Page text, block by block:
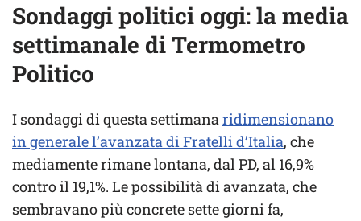
Sondaggi politici oggi: la media
settimanale di Termometro
Politico
I sondaggi di questa settimanaridimensionano
in generale l’avanzata di Fratelli d’Italia, che
mediamente rimane lontana, dal PD, al 16,9%
contro il 19,1%. Le possibilità di avanzata, che
sembravano più concrete sette giorni fa,